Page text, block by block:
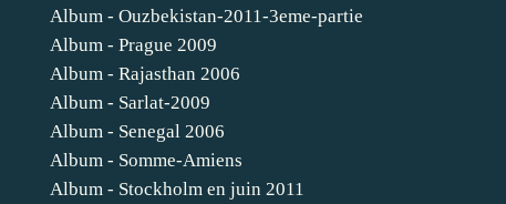
Album - Ouzbekistan-2011-3eme-partie
Album - Prague 2009
Album - Rajasthan 2006
Album - Sarlat-2009
Album - Senegal 2006
Album - Somme-Amiens
Album - Stockholm en juin 2011